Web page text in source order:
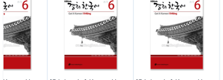
III. PHƯƠNG THỨC VẬN CHUYỂN
1. Khi đặt hàng tại website của chúng tôi, khách hàng
được đảm bảo sử dụng dịch vụ tốt nhất, uy tín nhất: đặt hàng
nhanh chóng, theo dõi đơn hàng qua giao diện quản lý
2. Sách được gửi qua các đơn vị giao hàng uy tín :